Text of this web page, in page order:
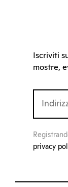
Iscriviti
mostre,
privacy